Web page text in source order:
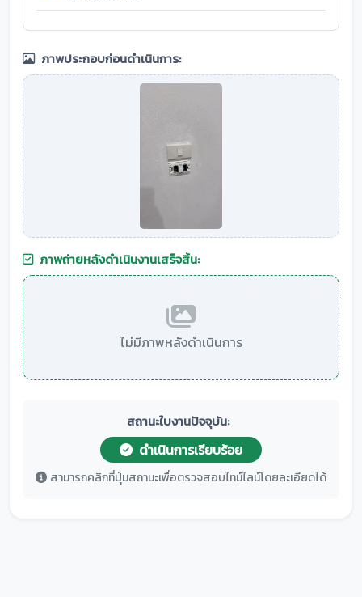
ภาพประกอบก่อนดำเนินการ:
ภาพถ่ายหลังดำเนินงานเสร็จสิ้น:
ไม่มีภาพหลังดำเนินการ
สถานะใบงานปัจจุบัน:
ดำเนินการเรียบร้อย
สามารถคลิกที่ปุ่มสถานะเพื่อตรวจสอบไทม์ไลน์โดยละเอียดได้